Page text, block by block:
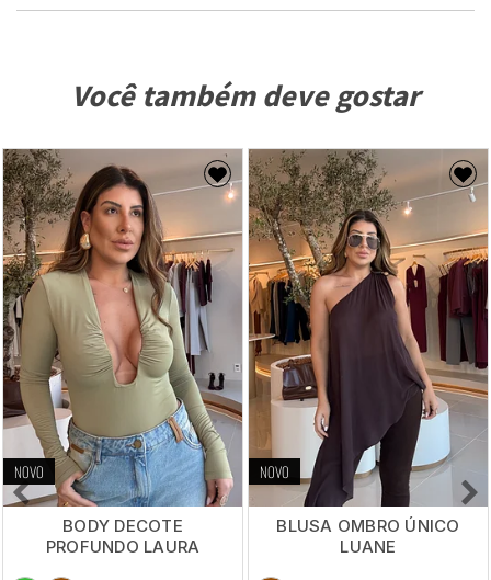
Você também deve gostar
NOVO
BODY DECOTE
PROFUNDO LAURA
NOVO
BLUSA OMBRO ÚNICO
LUANE